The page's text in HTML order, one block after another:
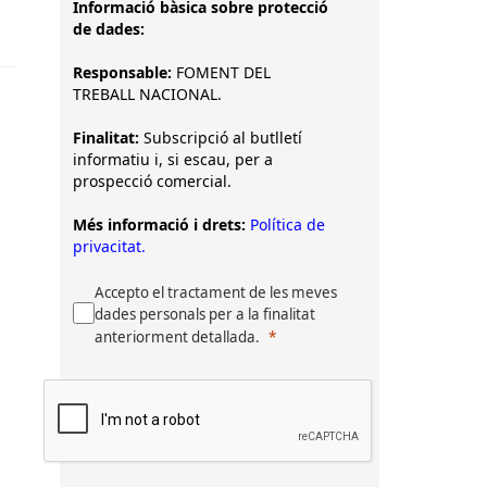
Informació bàsica sobre protecció
de dades:
Responsable: FOMENT DEL
TREBALL NACIONAL.
Finalitat: Subscripció al butlletí
informatiu i, si escau, per a
prospecció comercial.
Més informació i drets: Política de
privacitat.
Accepto el tractament de les meves
dades personals per a la finalitat
anteriorment detallada.